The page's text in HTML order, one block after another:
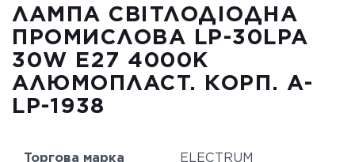
ЛАМПА СВІТЛОДІОДНА
ПРОМИСЛОВА LP-30LPA
30W E27 4000K
АЛЮМОПЛАСТ. КОРП. A-
LP-1938
Торгова марка ELECTRUM